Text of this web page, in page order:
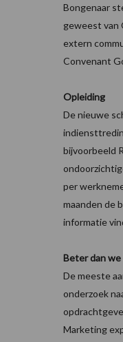
Bongenaar
geweest van
extern
Convenant
Opleiding
De nieuwe
bijvoorbeeld
per
maanden de
informatie
Beter dan
De meeste
onderzoek
Marketing